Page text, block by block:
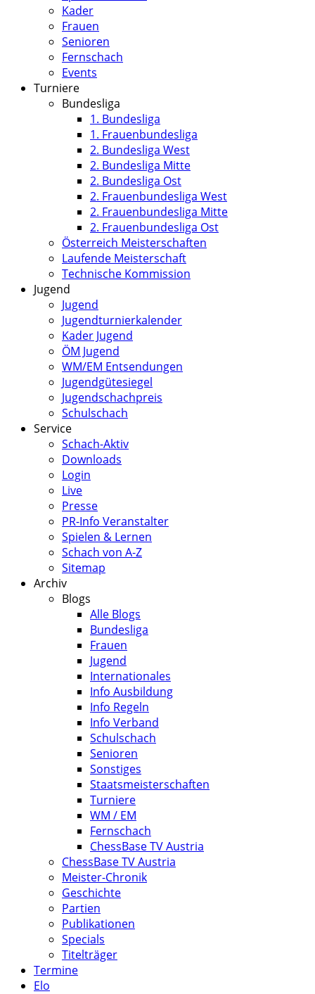
Kader
Frauen
Senioren
Fernschach
Events
Turniere
Bundesliga
1. Bundesliga
1. Frauenbundesliga
2. Bundesliga West
2. Bundesliga Mitte
2. Bundesliga Ost
2. Frauenbundesliga West
2. Frauenbundesliga Mitte
2. Frauenbundesliga Ost
Österreich Meisterschaften
Laufende Meisterschaft
Technische Kommission
Jugend
Jugend
Jugendturnierkalender
Kader Jugend
ÖM Jugend
WM/EM Entsendungen
Jugendgütesiegel
Jugendschachpreis
Schulschach
Service
Schach-Aktiv
Downloads
Login
Live
Presse
PR-Info Veranstalter
Spielen & Lernen
Schach von A-Z
Sitemap
Archiv
Blogs
Alle Blogs
Bundesliga
Frauen
Jugend
Internationales
Info Ausbildung
Info Regeln
Info Verband
Schulschach
Senioren
Sonstiges
Staatsmeisterschaften
Turniere
WM / EM
Fernschach
ChessBase TV Austria
ChessBase TV Austria
Meister-Chronik
Geschichte
Partien
Publikationen
Specials
Titelträger
Termine
Elo